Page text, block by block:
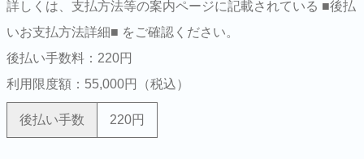
詳しくは、支払方法等の案内ページに記載されている ■後払
いお支払方法詳細■ をご確認ください。
後払い手数料：220円
利用限度額：55,000円（税込）
後払い手数 220円